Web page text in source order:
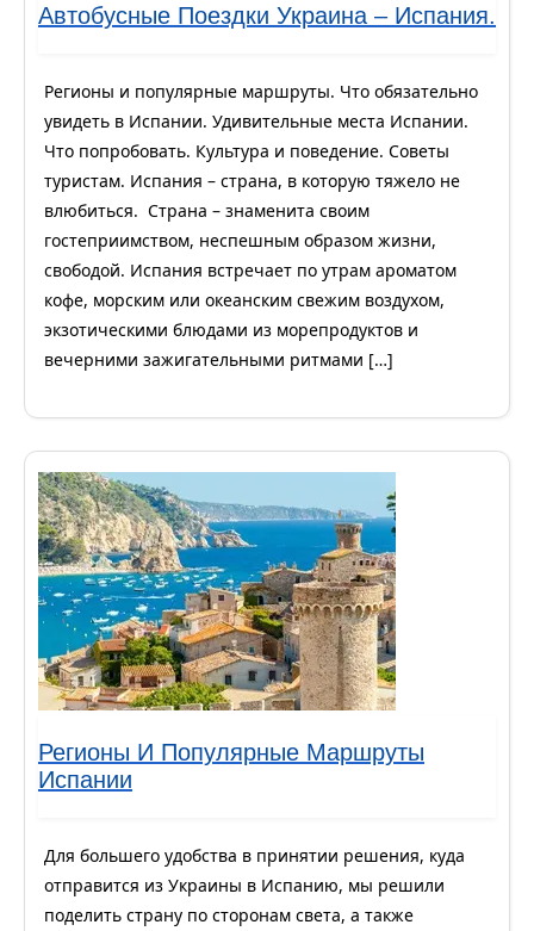
Автобусные Поездки Украина – Испания.
Регионы и популярные маршруты. Что обязательно
увидеть в Испании. Удивительные места Испании.
Что попробовать. Культура и поведение. Советы
туристам. Испания – страна, в которую тяжело не
влюбиться. Страна – знаменита своим
гостеприимством, неспешным образом жизни,
свободой. Испания встречает по утрам ароматом
кофе, морским или океанским свежим воздухом,
экзотическими блюдами из морепродуктов и
вечерними зажигательными ритмами […]
Регионы И Популярные Маршруты
Испании
Для большего удобства в принятии решения, куда
отправится из Украины в Испанию, мы решили
поделить страну по сторонам света, а также